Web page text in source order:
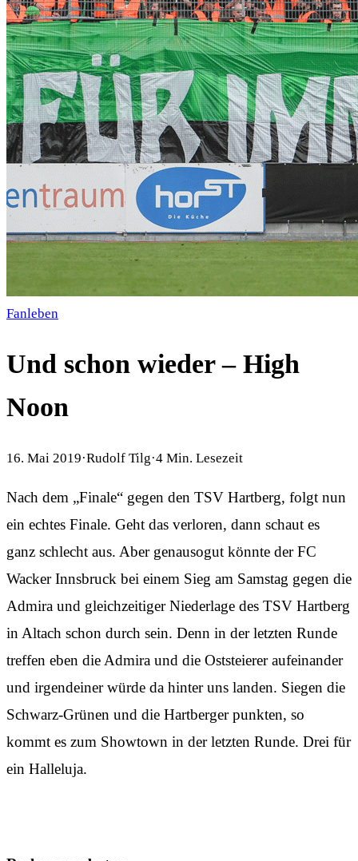
Fanleben
Und schon wieder – High
Noon
16. Mai 2019·Rudolf Tilg·4 Min. Lesezeit
Nach dem „Finale“ gegen den TSV Hartberg, folgt nun
ein echtes Finale. Geht das verloren, dann schaut es
ganz schlecht aus. Aber genausogut könnte der FC
Wacker Innsbruck bei einem Sieg am Samstag gegen die
Admira und gleichzeitiger Niederlage des TSV Hartberg
in Altach schon durch sein. Denn in der letzten Runde
treffen eben die Admira und die Oststeierer aufeinander
und irgendeiner würde da hinter uns landen. Siegen die
Schwarz-Grünen und die Hartberger punkten, so
kommt es zum Showtown in der letzten Runde. Drei für
ein Halleluja.